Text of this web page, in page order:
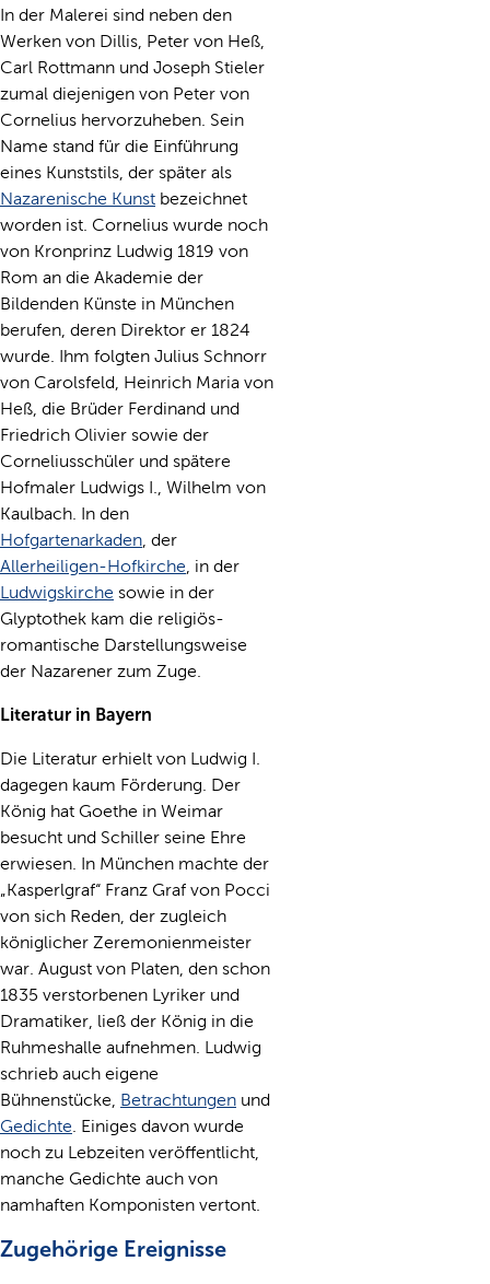
In der Malerei sind neben den
Werken von Dillis, Peter von Heß,
Carl Rottmann und Joseph Stieler
zumal diejenigen von Peter von
Cornelius hervorzuheben. Sein
Name stand für die Einführung
eines Kunststils, der später als
Nazarenische Kunst bezeichnet
worden ist. Cornelius wurde noch
von Kronprinz Ludwig 1819 von
Rom an die Akademie der
Bildenden Künste in München
berufen, deren Direktor er 1824
wurde. Ihm folgten Julius Schnorr
von Carolsfeld, Heinrich Maria von
Heß, die Brüder Ferdinand und
Friedrich Olivier sowie der
Corneliusschüler und spätere
Hofmaler Ludwigs I., Wilhelm von
Kaulbach. In den
Hofgartenarkaden , der
Allerheiligen-Hofkirche , in der
Ludwigskirche sowie in der
Glyptothek kam die religiös-
romantische Darstellungsweise
der Nazarener zum Zuge.
Literatur in Bayern
Die Literatur erhielt von Ludwig I.
dagegen kaum Förderung. Der
König hat Goethe in Weimar
besucht und Schiller seine Ehre
erwiesen. In München machte der
„Kasperlgraf“ Franz Graf von Pocci
von sich Reden, der zugleich
königlicher Zeremonienmeister
war. August von Platen, den schon
1835 verstorbenen Lyriker und
Dramatiker, ließ der König in die
Ruhmeshalle aufnehmen. Ludwig
schrieb auch eigene
Bühnenstücke, Betrachtungen und
Gedichte . Einiges davon wurde
noch zu Lebzeiten veröffentlicht,
manche Gedichte auch von
namhaften Komponisten vertont.
Zugehörige Ereignisse